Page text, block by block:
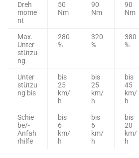
Dreh
mome
nt
50
Nm
90
Nm
90
Nm
Max.
Unter
stützu
ng
280
%
320
%
380
%
Unter
stützu
ng bis
bis
25
km/
h
bis
25
km/
h
bis
45
km/
h
Schie
be/-
Anfah
rhilfe
bis
6
km/
h
bis
6
km/
h
bis
20
km/
h